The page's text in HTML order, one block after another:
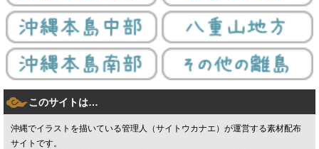
このサイトは…
沖縄でイラストを描いている管理人（サイトウカナエ）が運営する素材配布
サイトです。